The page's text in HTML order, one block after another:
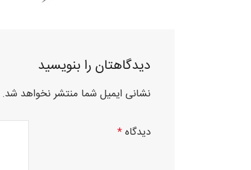
دیدگاهتان را بنویسید
نشانی ایمیل شما منتشر نخواهد شد.
دیدگاه*